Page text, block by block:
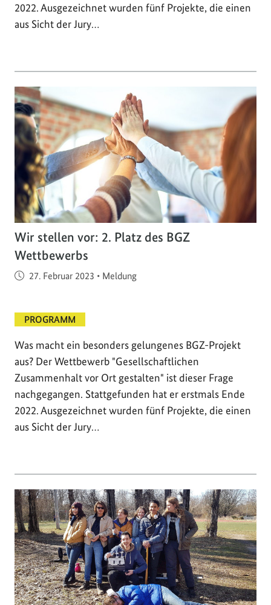
2022. Ausgezeichnet wurden fünf Projekte, die einen
aus Sicht der Jury…
Wir stellen vor: 2. Platz des BGZ
Wettbewerbs
Veröffentlicht am
27. Februar 2023 • Meldung
PROGRAMM
Was macht ein besonders gelungenes BGZ-Projekt
aus? Der Wettbewerb "Gesellschaftlichen
Zusammenhalt vor Ort gestalten" ist dieser Frage
nachgegangen. Stattgefunden hat er erstmals Ende
2022. Ausgezeichnet wurden fünf Projekte, die einen
aus Sicht der Jury…